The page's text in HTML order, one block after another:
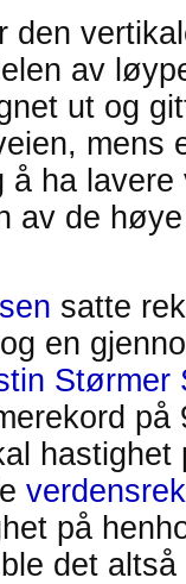
den
av
ut og
mens
å ha
av de
satte
en
Størmer
på
hastighet
på
det